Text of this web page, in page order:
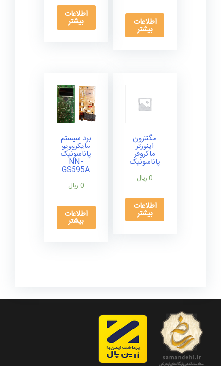
اطلاعات
بیشتر
اطلاعات
بیشتر
مگنترون
اینورتر
ماکروفر
پاناسونیک
0 ریال
اطلاعات
بیشتر
برد سیستم
مایکروویو
پاناسونیک
NN-
GS595A
0 ریال
اطلاعات
بیشتر